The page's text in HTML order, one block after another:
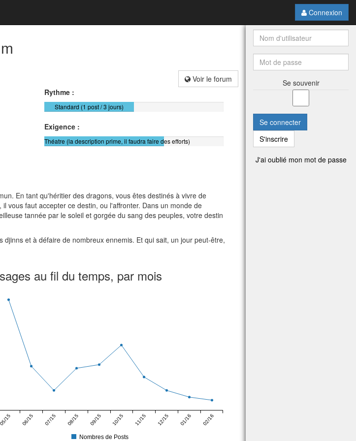
Connexion
Voir le forum
Rythme :
Standard (1 post / 3 jours)
Exigence :
Théatre (la description prime, il faudra faire des efforts)
En tant qu'héritier des dragons, vous êtes destinés à vivre de
vous faut accepter ce destin, ou l'affronter. Dans un monde de
tannée par le soleil et gorgée du sang des peuples, votre destin
et à défaire de nombreux ennemis. Et qui sait, un jour peut-être,
au fil du temps, par mois
05/15 06/15 07/15 08/15 09/15 10/15 11/15 12/15 01/16 02/16
Nombres de Posts
Se souvenir
Se connecter
S'inscrire
J'ai oublié mon mot de passe